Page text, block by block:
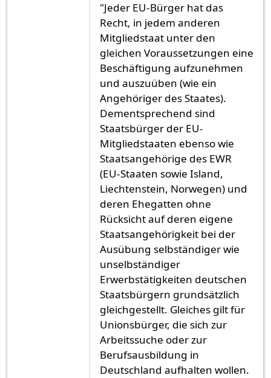
"Jeder EU-Bürger hat das
Recht, in jedem anderen
Mitgliedstaat unter den
gleichen Voraussetzungen eine
Beschäftigung aufzunehmen
und auszuüben (wie ein
Angehöriger des Staates).
Dementsprechend sind
Staatsbürger der EU-
Mitgliedstaaten ebenso wie
Staatsangehörige des EWR
(EU-Staaten sowie Island,
Liechtenstein, Norwegen) und
deren Ehegatten ohne
Rücksicht auf deren eigene
Staatsangehörigkeit bei der
Ausübung selbständiger wie
unselbständiger
Erwerbstätigkeiten deutschen
Staatsbürgern grundsätzlich
gleichgestellt. Gleiches gilt für
Unionsbürger, die sich zur
Arbeitssuche oder zur
Berufsausbildung in
Deutschland aufhalten wollen.